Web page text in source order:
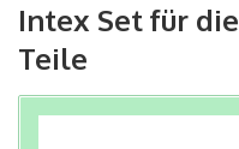
Intex Set für
Teile